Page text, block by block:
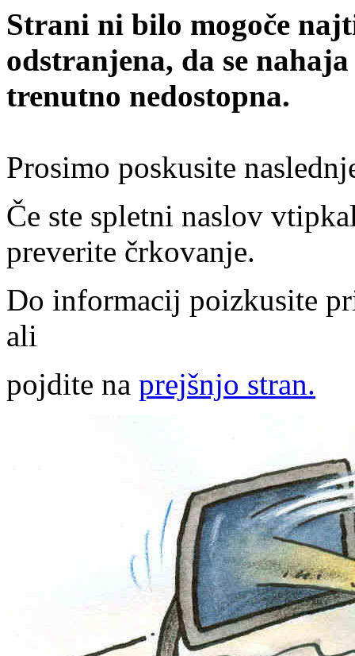
Strani ni bilo mogoče
odstranjena, da se
trenutno nedostopna.
Prosimo poskusite
Če ste spletni naslov
preverite črkovanje.
Do informacij poizkusite
ali
pojdite na prejšnjo stran.